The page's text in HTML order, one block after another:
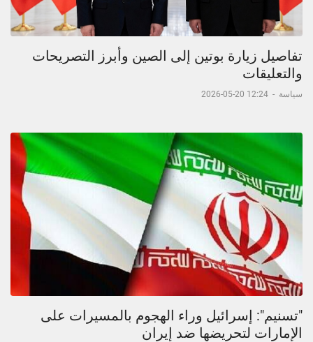
تفاصيل زيارة بوتين إلى الصين وأبرز التصريحات
والتعليقات
سياسة -
12:24 20-05-2026
"تسنيم": إسرائيل وراء الهجوم بالمسيرات على
الإمارات لتحريضها ضد إيران